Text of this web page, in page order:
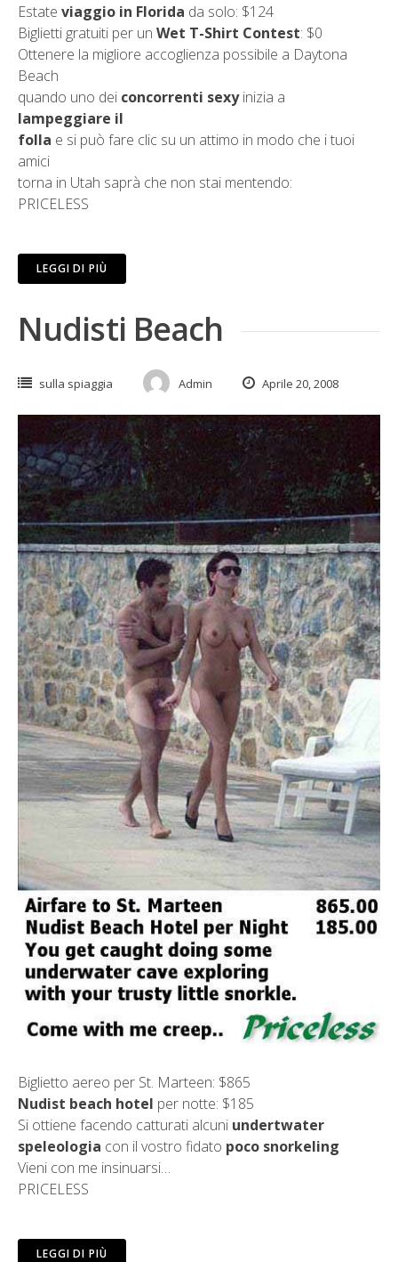
Estate viaggio in Florida da solo: $124
Biglietti gratuiti per un Wet T-Shirt Contest: $0
Ottenere la migliore accoglienza possibile a Daytona
Beach
quando uno dei concorrenti sexyinizia a
lampeggiare il
folla e si può fare clic su un attimo in modo che i tuoi
amici
torna in Utah saprà che non stai mentendo:
PRICELESS
LEGGI DI PIÙ
Nudisti Beach
sulla spiaggia Admin Aprile 20, 2008
Biglietto aereo per St. Marteen: $865
Nudist beach hotel per notte: $185
Si ottiene facendo catturati alcuni undertwater
speleologia con il vostro fidato poco snorkeling
Vieni con me insinuarsi…
PRICELESS
LEGGI DI PIÙ